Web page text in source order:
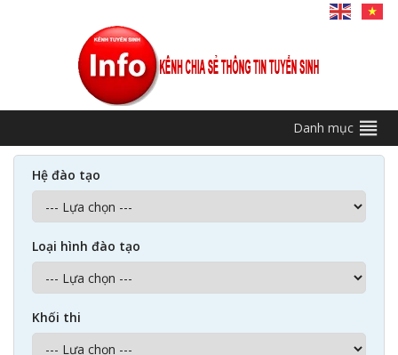
Danh mục
Hệ đào tạo
Loại hình đào tạo
Khối thi